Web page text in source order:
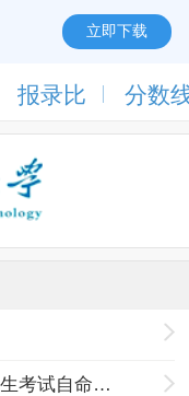
立即下载
报录比 分数
武汉工程大学2024年硕士研究生招生考试自命题科目考试大纲